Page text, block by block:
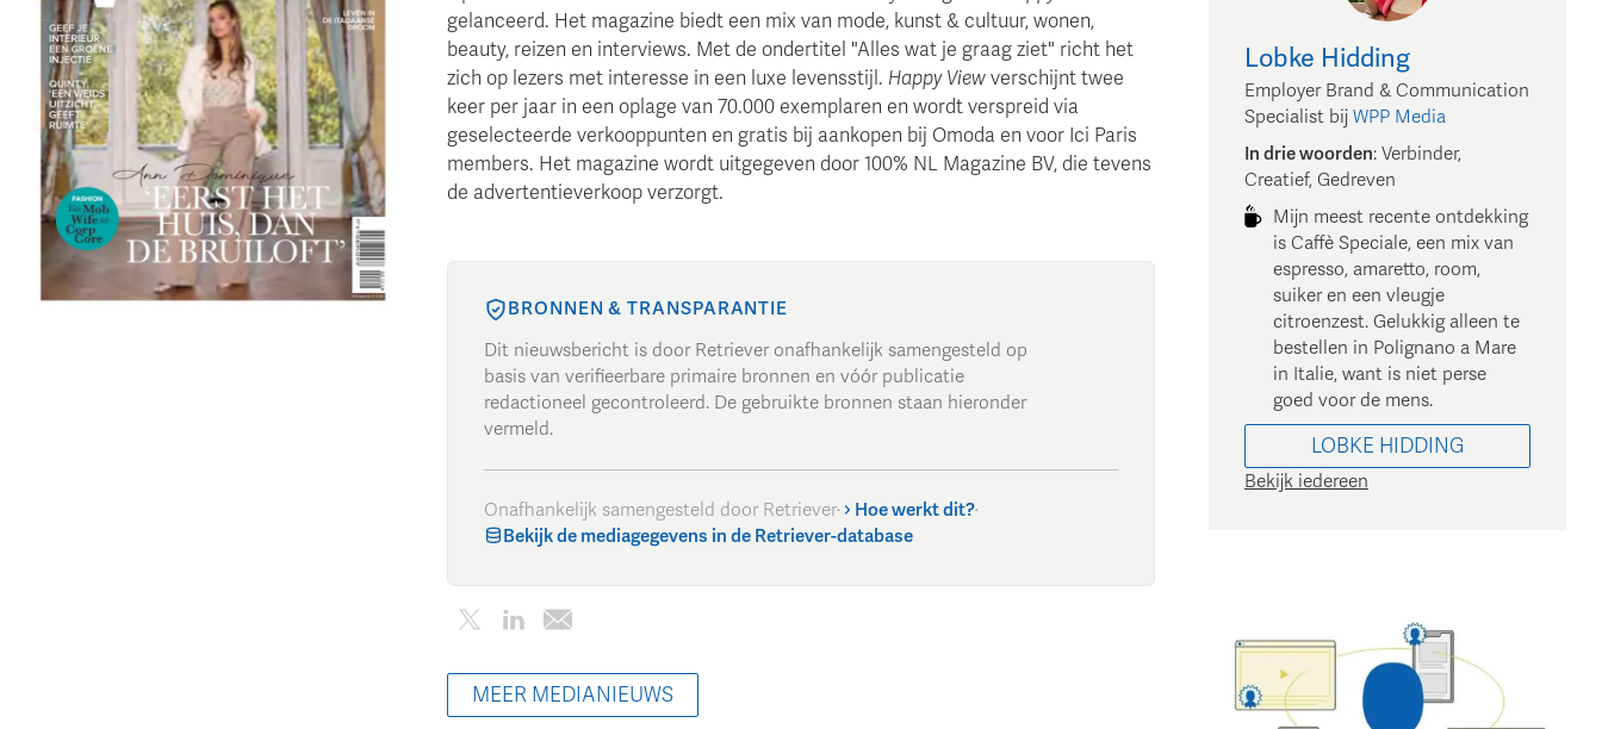
gelanceerd. Het magazine biedt een mix van mode, kunst & cultuur, wonen,
beauty, reizen en interviews. Met de ondertitel "Alles wat je graag ziet" richt het
zich op lezers met interesse in een luxe levensstijl. Happy View verschijnt twee
keer per jaar in een oplage van 70.000 exemplaren en wordt verspreid via
geselecteerde verkooppunten en gratis bij aankopen bij Omoda en voor Ici Paris
members. Het magazine wordt uitgegeven door 100% NL Magazine BV, die tevens
de advertentieverkoop verzorgt.
BRONNEN & TRANSPARANTIE
Dit nieuwsbericht is door Retriever onafhankelijk samengesteld op
basis van verifieerbare primaire bronnen en vóór publicatie
redactioneel gecontroleerd. De gebruikte bronnen staan hieronder
vermeld.
Onafhankelijk samengesteld door Retriever· Hoe werkt dit?·
Bekijk de mediagegevens in de Retriever-database
MEER MEDIANIEUWS
Lobke Hidding
Employer Brand & Communication
Specialist bij WPP Media
In drie woorden: Verbinder,
Creatief, Gedreven
Mijn meest recente ontdekking
is Caffè Speciale, een mix van
espresso, amaretto, room,
suiker en een vleugje
citroenzest. Gelukkig alleen te
bestellen in Polignano a Mare
in Italie, want is niet perse
goed voor de mens.
LOBKE HIDDING
Bekijk iedereen